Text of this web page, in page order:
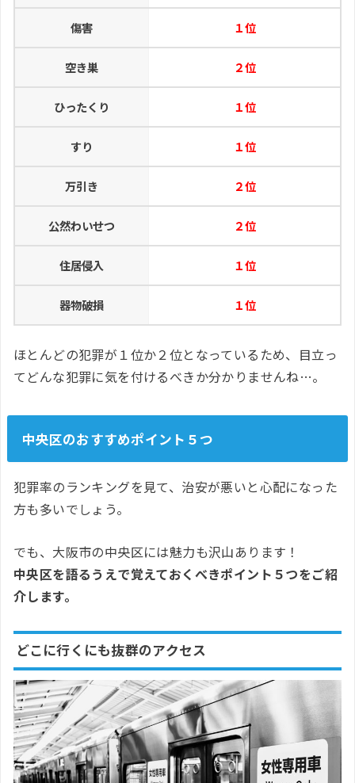
傷害 １位
空き巣 ２位
ひったくり １位
すり １位
万引き ２位
公然わいせつ ２位
住居侵入 １位
器物破損 １位
ほとんどの犯罪が１位か２位となっているため、目立っ
てどんな犯罪に気を付けるべきか分かりませんね…。
中央区のおすすめポイント５つ
犯罪率のランキングを見て、治安が悪いと心配になった
方も多いでしょう。
でも、大阪市の中央区には魅力も沢山あります！
中央区を語るうえで覚えておくべきポイント５つをご紹
介します。
どこに行くにも抜群のアクセス